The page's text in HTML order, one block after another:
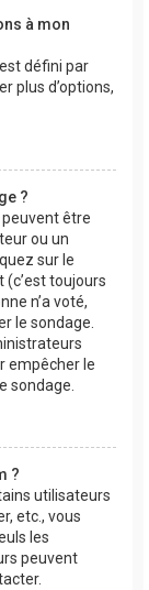
à mon
défini par
plus d’options,
?
être
ou un
sur le
toujours
n’a voté,
le sondage.
empêcher le
sondage.
?
utilisateurs
etc., vous
les
peuvent